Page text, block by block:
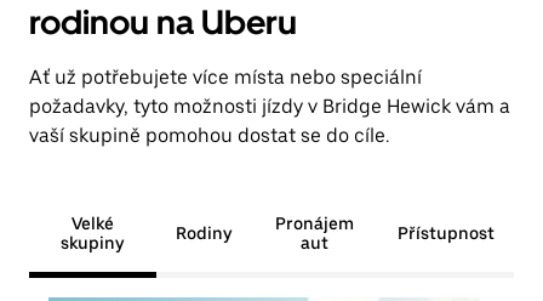
rodinou na Uberu
Ať už potřebujete více místa nebo speciální
požadavky, tyto možnosti jízdy v Bridge Hewick vám a
vaší skupině pomohou dostat se do cíle.
Velké
skupiny
Rodiny
Pronájem
aut
Přístupnost